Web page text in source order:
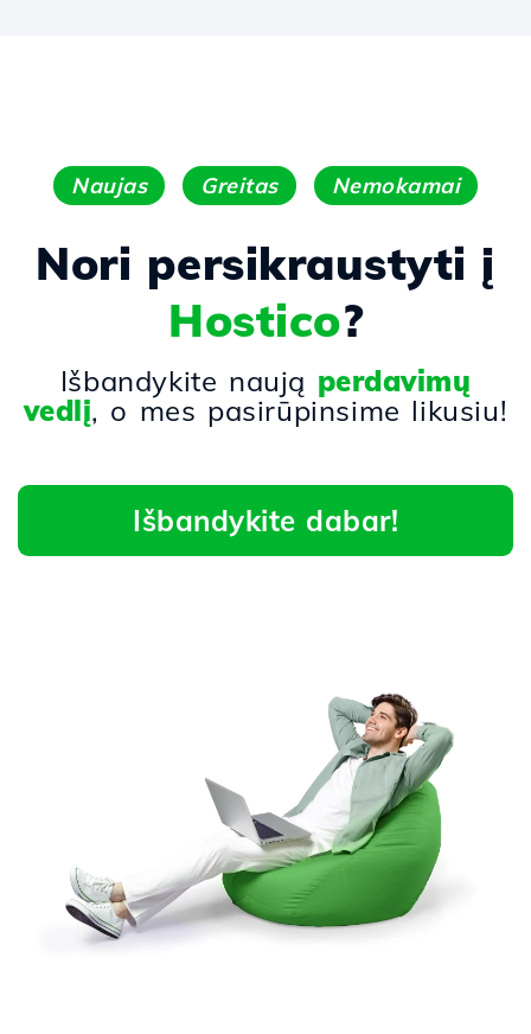
Naujas Greitas Nemokamai
Nori persikraustyti į
Hostico?
Išbandykite naują perdavimų
vedlį, o mes pasirūpinsime likusiu!
Išbandykite dabar!